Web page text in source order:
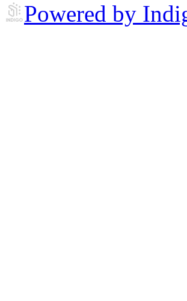
Powered by